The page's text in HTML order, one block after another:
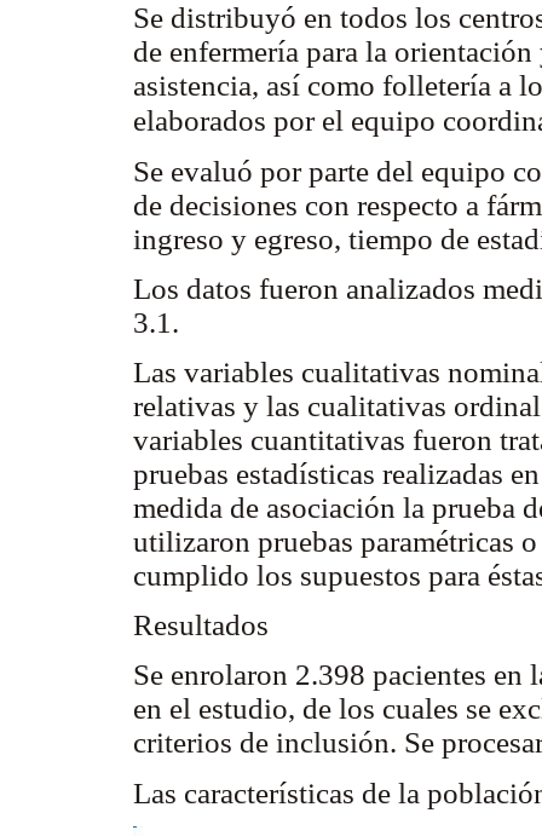
Se distribuyó en todos los
de enfermería para la
asistencia, así como folletería a
elaborados por el equipo
Se evaluó por parte del equipo
de decisiones con respecto a
ingreso y egreso, tiempo de
Los datos fueron analizados
3.1.
Las variables cualitativas
relativas y las cualitativas
variables cuantitativas fueron
pruebas estadísticas realizadas
medida de asociación la prueba
utilizaron pruebas paramétricas
cumplido los supuestos para
Resultados
Se enrolaron 2.398 pacientes
en el estudio, de los cuales se
criterios de inclusión. Se
Las características de la